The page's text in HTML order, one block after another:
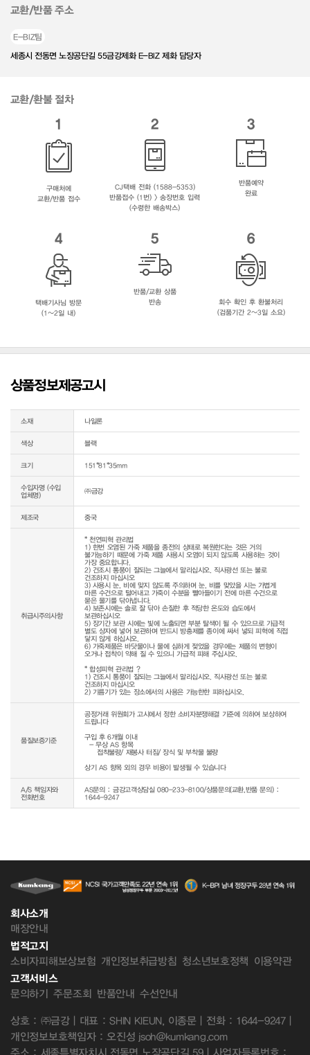
교환/반품 주소
E-BIZ팀
세종시 전동면 노장공단길 55금강제화 E-BIZ 제화 담당자
교환/환불 절차
1
구매처에
교환/반품 접수
2
CJ택배 전화 (1588-5353)
반품접수 (1번) > 송장번호 입력
(수령한 배송박스)
3
반품예약
완료
4
택배기사님 방문
(1~2일 내)
5
반품/교환 상품
반송
6
회수 확인 후 환불처리
(검품기간 2~3일 소요)
상품정보제공고시
소재 나일론
색상 블랙
크기 151*81*35mm
수입자명 (수입
업체명)
㈜금강
제조국 중국
취급시주의사항
* 천연피혁 관리법
1) 한번 오염된 가죽 제품을 종전의 상태로 복원한다는 것은 거의
불가능하기 때문에 가죽 제품 사용시 오염이 되지 않도록 사용하는 것이
가장 중요합니다.
2) 건조시 통풍이 잘되는 그늘에서 말리십시오. 직사광선 또는 불로
건조하지 마십시오
3) 사용시 눈, 비에 맞지 않도록 주의하며 눈, 비를 맞았을 시는 가볍게
마른 수건으로 털어내고 가죽이 수분을 빨아들이기 전에 마른 수건으로
묻은 물기를 닦아냅니다.
4) 보존시에는 솔로 잘 닦아 손질한 후 적당한 온도와 습도에서
보관하십시오
5) 장기간 보관 시에는 빛에 노출되면 부분 탈색이 될 수 있으므로 가급적
별도 상자에 넣어 보관하며 반드시 방충제를 종이에 싸서 넣되 피혁에 직접
닿지 않게 하십시오.
6) 가죽제품은 바닷물이나 물에 심하게 젖었을 경우에는 제품의 변형이
오거나 접착이 약해 질 수 있으니 가급적 피해 주십시오.
* 합성피혁 관리법 ?
1) 건조시 통풍이 잘되는 그늘에서 말리십시오. 직사광선 또는 불로
건조하지 마십시오
품질보증기준
공정거래 위원회가 고시에서 정한 소비자분쟁해결 기준에 의하여 보상하여
드립니다
구입 후 6개월 이내
  - 무상 AS 항목
상기 AS 항목 외의 경우 비용이 발생될 수 있습니다
A/S 책임자와
전화번호
AS문의 : 금강고객상담실 080-233-8100/상품문의(교환,반품 문의) :
1644-9247
회사소개
매장안내
법적고지
소비자피해보상보험 개인정보취급방침 청소년보호정책 이용약관
고객서비스
문의하기 주문조회 반품안내 수선안내
상호 : ㈜금강 | 대표 : SHIN KIEUN, 이종문 | 전화 : 1644-9247 |
개인정보보호책임자 : 오진성 jsoh@kumkang.com
주소 : 세종특별자치시 전동면 노장공단길 59 | 사업자등록번호 :